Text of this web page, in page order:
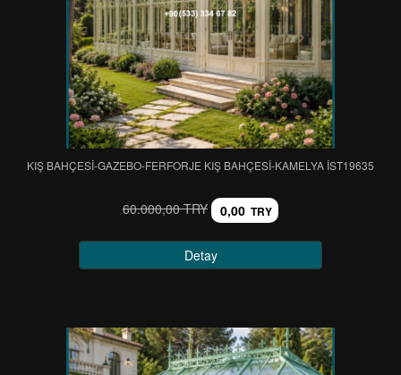
KIŞ BAHÇESİ-GAZEBO-FERFORJE KIŞ BAHÇESİ-KAMELYA IST19635
60.000,00 TRY 0,00 TRY
Detay